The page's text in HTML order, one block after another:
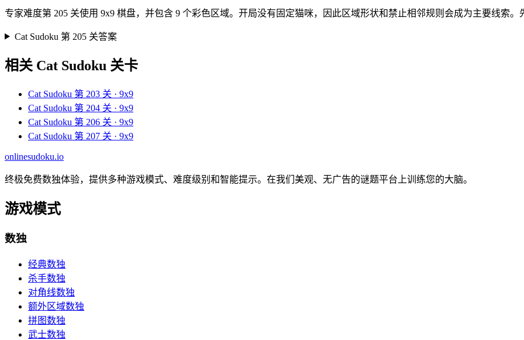
专家难度第 205 关使用 9x9 棋盘，并包含 9 个彩色区域。开局没有固定猫咪，因此区域形状和禁止相邻规则会成为主要线索。
Cat Sudoku 第 205 关答案
相关 Cat Sudoku 关卡
Cat Sudoku 第 203 关 · 9x9
Cat Sudoku 第 204 关 · 9x9
Cat Sudoku 第 206 关 · 9x9
Cat Sudoku 第 207 关 · 9x9
onlinesudoku.io
终极免费数独体验，提供多种游戏模式、难度级别和智能提示。在我们美观、无广告的谜题平台上训练您的大脑。
游戏模式
数独
经典数独
杀手数独
对角线数独
额外区域数独
拼图数独
武士数独